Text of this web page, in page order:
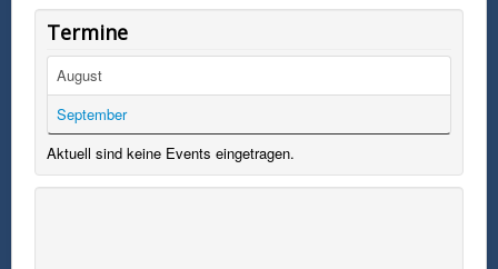
Termine
August
September
Aktuell sind keine Events eingetragen.